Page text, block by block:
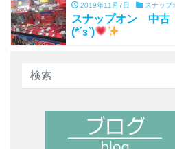
2019年11月7日 スナップ
スナップオン 中古
(*´з`)